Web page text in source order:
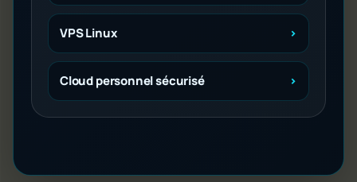
VPS Linux
Cloud personnel sécurisé